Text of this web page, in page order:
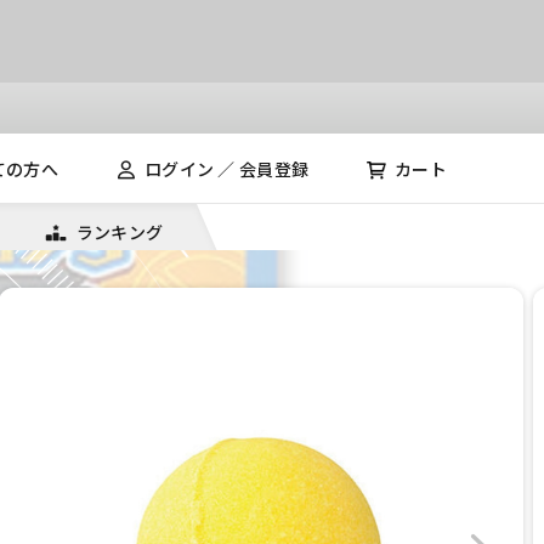
の方へ ログイン ／ 会員登録 カート
ランキング